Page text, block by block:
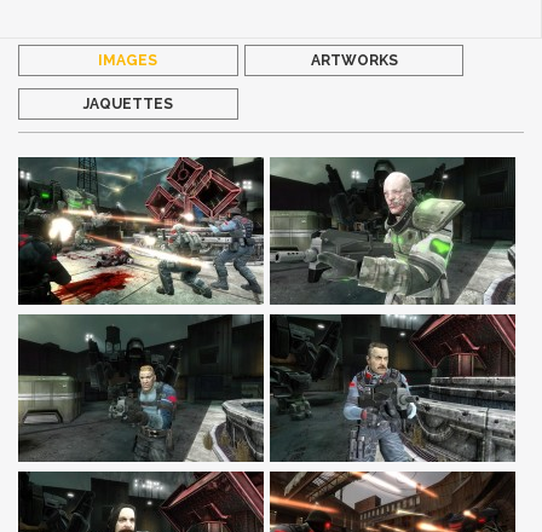
IMAGES ARTWORKS
JAQUETTES